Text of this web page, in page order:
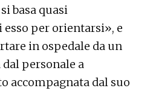
basa quasi
per orientarsi», e
in ospedale da un
personale a
accompagnata dal suo